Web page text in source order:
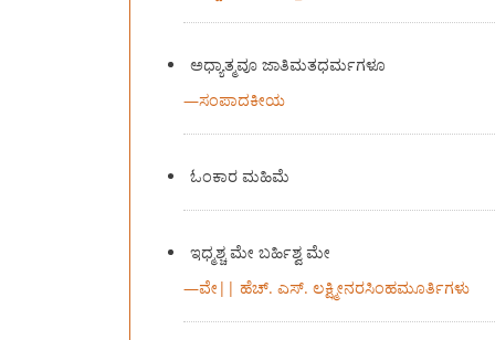
ಅಧ್ಯಾತ್ಮವೂ ಜಾತಿಮತಧರ್ಮಗಳೂ
—ಸಂಪಾದಕೀಯ
ಓಂಕಾರ ಮಹಿಮೆ
ಇಧ್ಮಶ್ಚ ಮೇ ಬರ್ಹಿಶ್ವ ಮೇ
—ವೇ|| ಹೆಚ್. ಎಸ್. ಲಕ್ಷ್ಮೀನರಸಿಂಹಮೂರ್ತಿಗಳು